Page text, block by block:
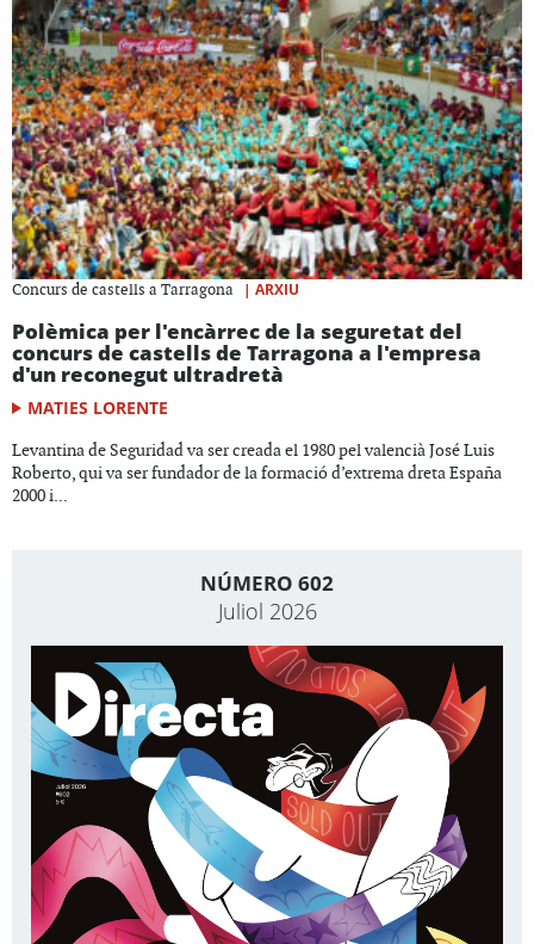
Concurs de castells a Tarragona | ARXIU
Polèmica per l'encàrrec de la seguretat del
concurs de castells de Tarragona a l'empresa
d'un reconegut ultradretà
MATIES LORENTE
Levantina de Seguridad va ser creada el 1980 pel valencià José Luis
Roberto, qui va ser fundador de la formació d’extrema dreta España
2000 i...
NÚMERO 602
Juliol 2026